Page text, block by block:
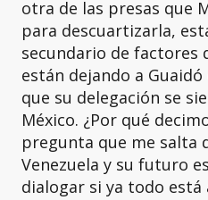
otra de las presas que
para descuartizarla,
secundario de factores
están dejando a
que su delegación se
México. ¿Por qué
pregunta que me salta
Venezuela y su futuro
dialogar si ya todo